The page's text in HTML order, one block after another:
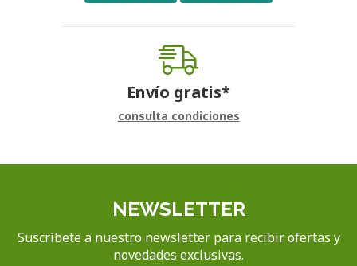
Envío gratis*
consulta condiciones
NEWSLETTER
Suscríbete a nuestro newsletter para recibir ofertas y
novedades exclusivas.